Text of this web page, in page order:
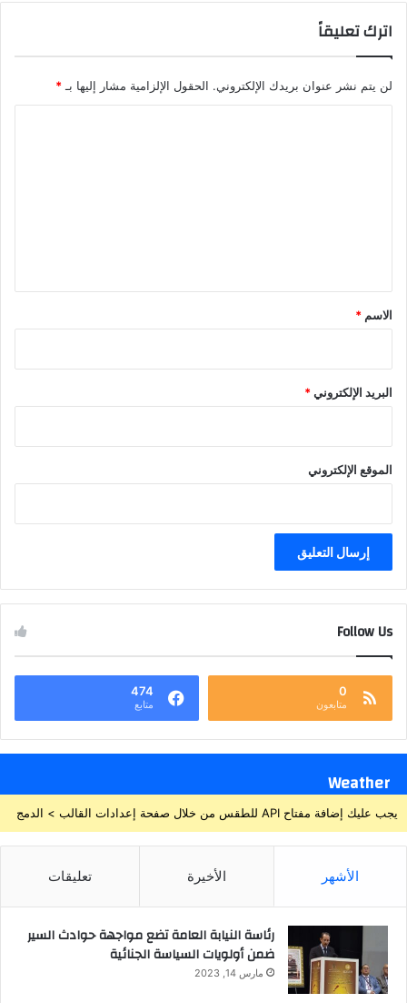
اترك تعليقاً
لن يتم نشر عنوان بريدك الإلكتروني. الحقول الإلزامية مشار إليها بـ *
*
الاسم *
البريد الإلكتروني*
الموقع الإلكتروني
Follow Us
0
متابعون
474
متابع
Weather
يجب عليك إضافة مفتاح API للطقس من خلال صفحة إعدادات القالب > الدمج
الأشهر الأخيرة تعليقات
رئاسة النيابة العامة تضع مواجهة حوادث السير
ضمن أولويات السياسة الجنائية
مارس 14, 2023